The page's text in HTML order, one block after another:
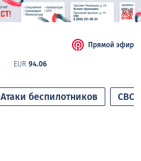
EUR 94.06
Прямой эфир
Атаки беспилотников СВО